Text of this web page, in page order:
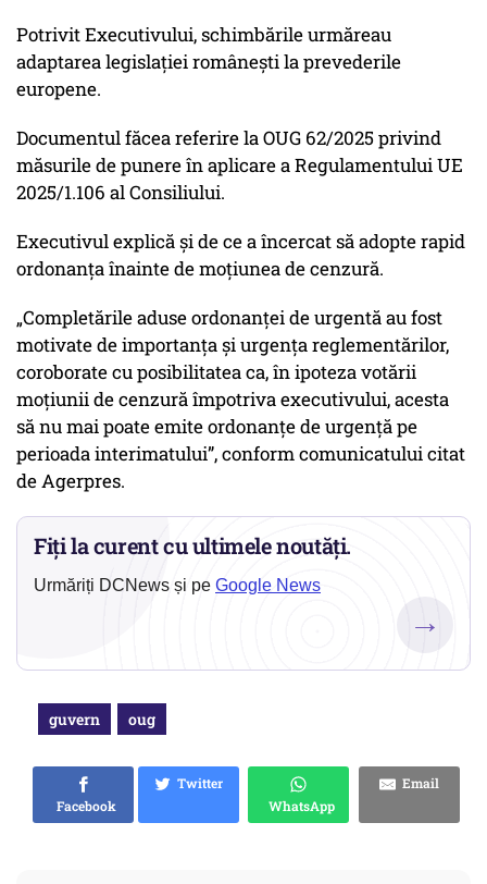
Potrivit Executivului, schimbările urmăreau
adaptarea legislației românești la prevederile
europene.
Documentul făcea referire la OUG 62/2025 privind
măsurile de punere în aplicare a Regulamentului UE
2025/1.106 al Consiliului.
Executivul explică și de ce a încercat să adopte rapid
ordonanța înainte de moțiunea de cenzură.
„Completările aduse ordonanţei de urgentă au fost
motivate de importanţa şi urgenţa reglementărilor,
coroborate cu posibilitatea ca, în ipoteza votării
moţiunii de cenzură împotriva executivului, acesta
să nu mai poate emite ordonanţe de urgenţă pe
perioada interimatului”, conform comunicatului citat
de Agerpres.
Fiți la curent cu ultimele noutăți.
Urmăriți DCNews și pe Google News
→
guvern oug
Facebook
Twitter
WhatsApp
Email